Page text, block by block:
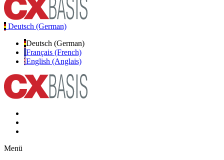
Deutsch (German)
Deutsch (German)
Français (French)
English (Anglais)
Menü